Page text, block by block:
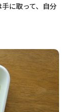
に取って、自分